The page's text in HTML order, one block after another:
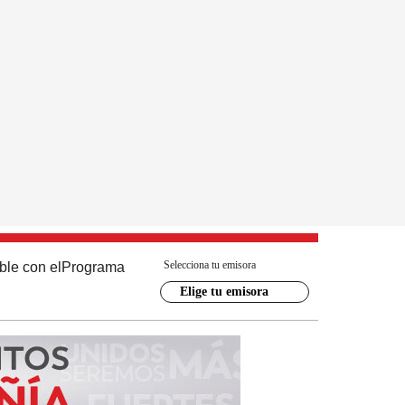
con el Programa Selecciona tu emisora
Elige tu emisora